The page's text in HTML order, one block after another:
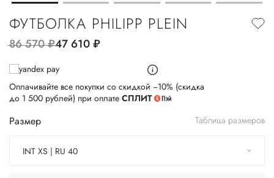
ФУТБОЛКА PHILIPP PLEIN
86 570руб.47 610руб.
Оплачивайте все покупки со скидкой −10% (скидка
до 1 500 рублей) при оплате СПЛИТ
Размер Таблица размеров
INT XS | RU 40